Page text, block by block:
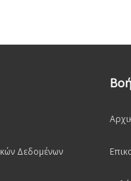
Δεδομένων